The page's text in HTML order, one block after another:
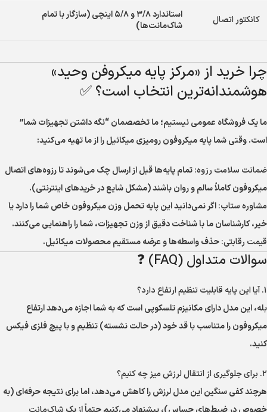
کانکتور اتصال
استاندارد ۳/۸ و ۵/۸ اینچی (سازگار با تمام
شاک‌مانت‌ها)
چرا خرید از «مرکز پایه میکروفن وحید»
هوشمندانه‌ترین انتخاب است؟ ✅
ما یک فروشگاه عمومی نیستیم؛ ما تخصصمان “نگه داشتن تجهیزات شما”
است. وقتی شما پایه میکروفون رومیزی میکائیل را از ما تهیه می‌کنید:
ضمانت سلامت رزوه:تمام پایه‌ها قبل از ارسال چک می‌شوند تا رزوه‌های اتصال
میکروفون کاملاً سالم و روان باشند (مشکل شایع در خریدهای اینترنتی).
مشاوره ستاپ:اگر نمی‌دانید این پایه تحمل وزن میکروفون خاص شما را دارد یا
خیر، کارشناسان ما با شناخت دقیق از وزن تجهیزات، شما را راهنمایی می‌کنند.
قیمت رقابتی:حذف واسطه‌ها و عرضه مستقیم محصولات میکائیل.
سوالات متداول (FAQ) ❓
۱. آیا این پایه قابلیت تنظیم ارتفاع دارد؟
بله، این مدل دارای مکانیزم تلسکوپی است که به شما اجازه می‌دهد ارتفاع
میکروفون را متناسب با قد خود (در حالت نشسته) تنظیم و با پیچ فلزی فیکس
کنید.
۲. برای جلوگیری از انتقال لرزش میز چه کنیم؟
هرچند کفی سنگین این مدل لرزش را کاهش می‌دهد، اما برای نتیجه حرفه‌ای (به